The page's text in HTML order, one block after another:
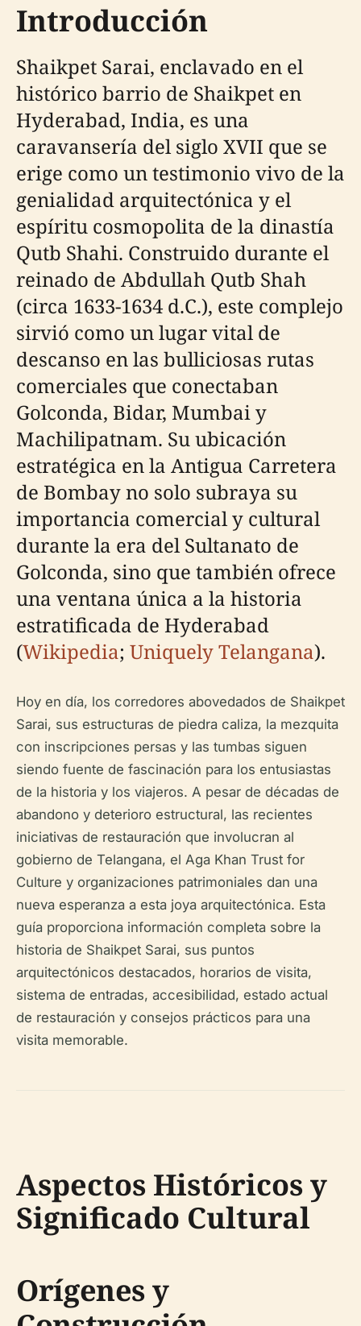
Introducción
Shaikpet Sarai, enclavado en el
histórico barrio de Shaikpet en
Hyderabad, India, es una
caravansería del siglo XVII que se
erige como un testimonio vivo de la
genialidad arquitectónica y el
espíritu cosmopolita de la dinastía
Qutb Shahi. Construido durante el
reinado de Abdullah Qutb Shah
(circa 1633-1634 d.C.), este complejo
sirvió como un lugar vital de
descanso en las bulliciosas rutas
comerciales que conectaban
Golconda, Bidar, Mumbai y
Machilipatnam. Su ubicación
estratégica en la Antigua Carretera
de Bombay no solo subraya su
importancia comercial y cultural
durante la era del Sultanato de
Golconda, sino que también ofrece
una ventana única a la historia
estratificada de Hyderabad
(Wikipedia; Uniquely Telangana).
Hoy en día, los corredores abovedados de Shaikpet
Sarai, sus estructuras de piedra caliza, la mezquita
con inscripciones persas y las tumbas siguen
siendo fuente de fascinación para los entusiastas
de la historia y los viajeros. A pesar de décadas de
abandono y deterioro estructural, las recientes
iniciativas de restauración que involucran al
gobierno de Telangana, el Aga Khan Trust for
Culture y organizaciones patrimoniales dan una
nueva esperanza a esta joya arquitectónica. Esta
guía proporciona información completa sobre la
historia de Shaikpet Sarai, sus puntos
arquitectónicos destacados, horarios de visita,
sistema de entradas, accesibilidad, estado actual
de restauración y consejos prácticos para una
visita memorable.
Aspectos Históricos y
Significado Cultural
Orígenes y